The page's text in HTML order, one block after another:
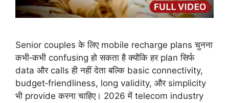
Senior couples के लिए mobile recharge plans चुनना
कभी‑कभी confusing हो सकता है क्योंकि हर plan सिर्फ
data और calls ही नहीं देता बल्कि basic connectivity,
budget‑friendliness, long validity, और simplicity
भी provide करना चाहिए। 2026 में telecom industry